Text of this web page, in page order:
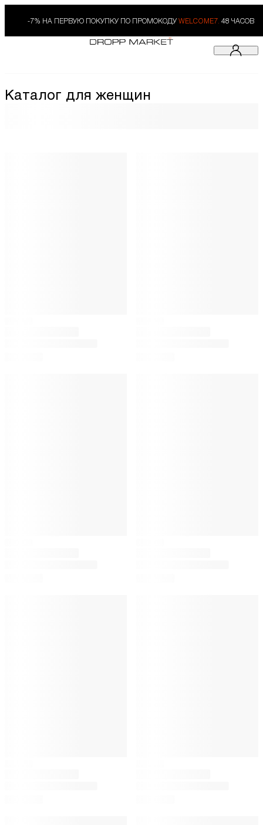
-7% НА ПЕРВУЮ ПОКУПКУ ПО ПРОМОКОДУ WELCOME7. 48 ЧАСОВ
Каталог для женщин